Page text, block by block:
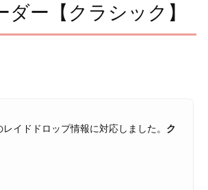
ー【クラシック】
レイドドロップ情報に対応しました。 ク